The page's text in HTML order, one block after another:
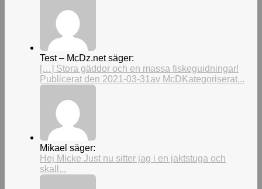
Test – McDz.net säger:
[…] Stora gäddor och en massa fiskeguidningar!
Publicerat den 2021-03-31av McDKategoriserat...
Mikael säger:
Hej Micke Just nu sitter jag i en jaktstuga och
skall...